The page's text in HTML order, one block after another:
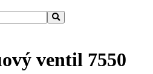
ventil 7550